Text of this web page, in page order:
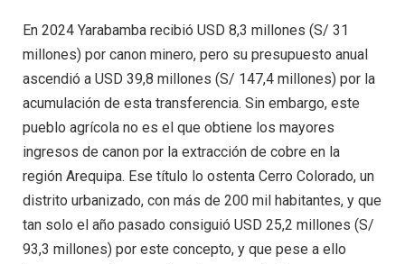
En 2024 Yarabamba recibió USD 8,3 millones (S/ 31
millones) por canon minero, pero su presupuesto anual
ascendió a USD 39,8 millones (S/ 147,4 millones) por la
acumulación de esta transferencia. Sin embargo, este
pueblo agrícola no es el que obtiene los mayores
ingresos de canon por la extracción de cobre en la
región Arequipa. Ese título lo ostenta Cerro Colorado, un
distrito urbanizado, con más de 200 mil habitantes, y que
tan solo el año pasado consiguió USD 25,2 millones (S/
93,3 millones) por este concepto, y que pese a ello